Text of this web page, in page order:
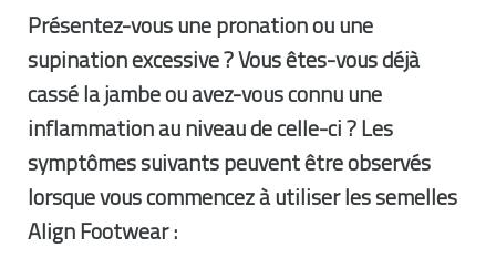
Présentez-vous une pronation ou une
supination excessive ? Vous êtes-vous déjà
cassé la jambe ou avez-vous connu une
inflammation au niveau de celle-ci ? Les
symptômes suivants peuvent être observés
lorsque vous commencez à utiliser les semelles
Align Footwear :